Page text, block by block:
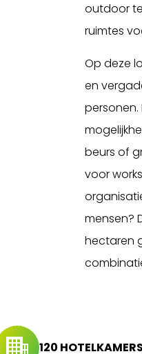
outdoor
ruimtes
Op deze
en
beurs of
voor
mensen?
hectaren
120 HOTELKAMERS